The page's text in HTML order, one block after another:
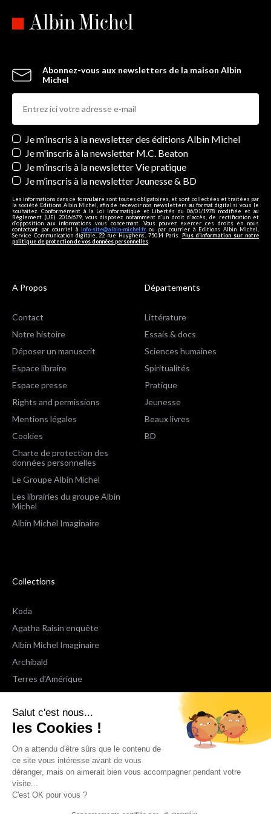
Salut c'est nous...
les Cookies !
On a attendu d'être sûrs que le contenu de
ce site vous intéresse avant de vous
déranger, mais on aimerait bien vous accompagner pendant votre
visite...
C'est OK pour vous ?
Abonnez-vous aux newsletters de la maison Albin
Michel
Newsletters
Je m’inscris à la newsletter des éditions Albin Michel
Je m'inscris à la newsletter M.C. Beaton
Je m’inscris à la newsletter Vie pratique
Je m’inscris à la newsletter Jeunesse & BD
Les informations dans ce formulaire sont toutes obligatoires, et sont collectées et traitées par
la société Editions Albin Michel, afin de recevoir nos newsletters au format digital si vous le
souhaitez. Conformément à la Loi Informatique et Libertés du 06/01/1978 modifiée et au
Règlement (UE) 2016/679, vous disposez notamment d'un droit d'accès, de rectification et
d’opposition aux informations vous concernant. Vous pouvez exercer ces droits en nous
contactant par courriel à info-site@albin-michel.fr ou par courrier à Editions Albin Michel,
Service Communication digitale, 22 rue Huyghens, 75014 Paris. Plus d’information sur notre
politique de protection de vos données personnelles
A Propos
Contact
Notre histoire
Déposer un manuscrit
Espace libraire
Espace presse
Rights and permissions
Mentions légales
Cookies
Charte de protection des
données personnelles
Le Groupe Albin Michel
Les librairies du groupe Albin
Michel
Albin Michel Imaginaire
Départements
Littérature
Essais & docs
Sciences humaines
Spiritualités
Pratique
Jeunesse
Beaux livres
BD
Collections
Koda
Agatha Raisin enquête
Albin Michel Imaginaire
Archibald
Terres d'Amérique
Espaces Libres Poche
NOX
Wiz
Voir toutes les collections
Nous suivre